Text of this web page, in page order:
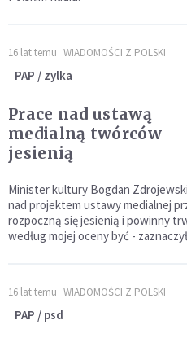
16 lat temu WIADOMOŚCI Z POLSKI
PAP / zylka
Prace nad ustawą
medialną twórców
jesienią
Minister kultury Bogdan
nad projektem ustawy medialnej
rozpoczną się jesienią i powinny
według mojej oceny być -
16 lat temu WIADOMOŚCI Z POLSKI
PAP / psd